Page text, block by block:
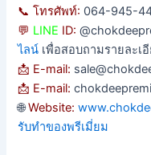
📞 โทรศัพท์: 064-945-
💬 LINE ID:
ไลน์ เพื่อสอบถามรายละเ
📩 E-mail:
📩 E-mail:
🌐Website:
รับทำของพรีเมี่ยม